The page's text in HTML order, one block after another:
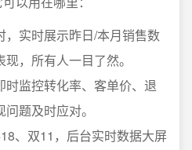
，实时展示昨日/本月销售数
，所有人一目了然。
监控转化率、客单价、退
题及时应对。
、双11，后台实时数据大屏